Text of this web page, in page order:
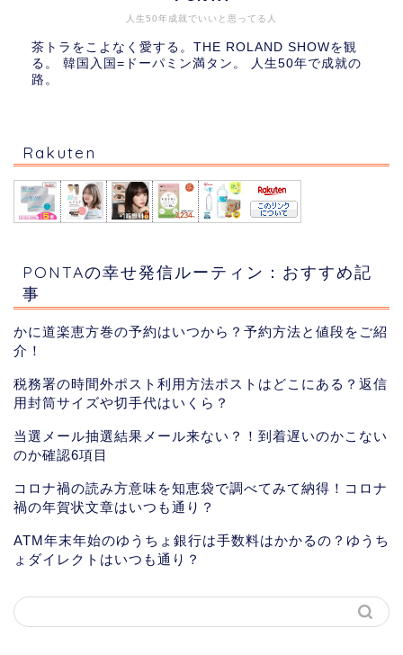
人生50年成就でいいと思ってる人
茶トラをこよなく愛する。THE ROLAND SHOWを観
る。 韓国入国=ドーパミン満タン。 人生50年で成就の
路。
Rakuten
PONTAの幸せ発信ルーティン：おすすめ記
事
かに道楽恵方巻の予約はいつから？予約方法と値段をご紹
介！
税務署の時間外ポスト利用方法ポストはどこにある？返信
用封筒サイズや切手代はいくら？
当選メール抽選結果メール来ない？！到着遅いのかこない
のか確認6項目
コロナ禍の読み方意味を知恵袋で調べてみて納得！コロナ
禍の年賀状文章はいつも通り？
ATM年末年始のゆうちょ銀行は手数料はかかるの？ゆうち
ょダイレクトはいつも通り？